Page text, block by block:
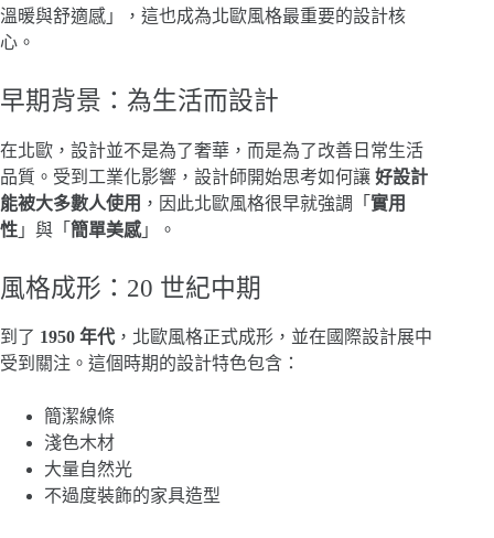
溫暖與舒適感」，這也成為北歐風格最重要的設計核
心。
早期背景：為生活而設計
在北歐，設計並不是為了奢華，而是為了改善日常生活
品質。受到工業化影響，設計師開始思考如何讓 好設計
能被大多數人使用 ，因此北歐風格很早就強調「 實用
性 」與「 簡單美感」。
風格成形：20 世紀中期
到了 1950 年代，北歐風格正式成形，並在國際設計展中
受到關注。這個時期的設計特色包含：
簡潔線條
淺色木材
大量自然光
不過度裝飾的家具造型